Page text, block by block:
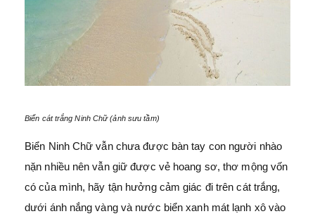
Biển cát trắng Ninh Chữ (ảnh sưu tầm)
Biển Ninh Chữ vẫn chưa được bàn tay con người nhào
nặn nhiều nên vẫn giữ được vẻ hoang sơ, thơ mộng vốn
có của mình, hãy tận hưởng cảm giác đi trên cát trắng,
dưới ánh nắng vàng và nước biển xanh mát lạnh xô vào